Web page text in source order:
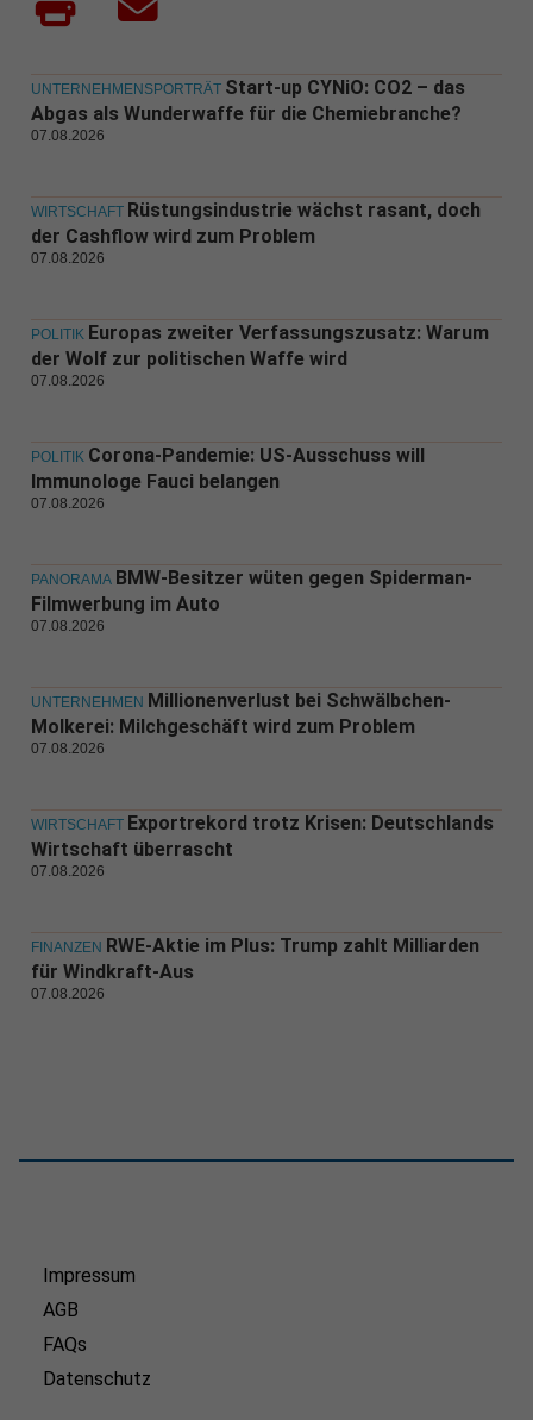
UNTERNEHMENSPORTRÄT Start-up CYNiO: CO2 – das
Abgas als Wunderwaffe für die Chemiebranche?
07.08.2026
WIRTSCHAFT Rüstungsindustrie wächst rasant, doch
der Cashflow wird zum Problem
07.08.2026
POLITIK Europas zweiter Verfassungszusatz: Warum
der Wolf zur politischen Waffe wird
07.08.2026
POLITIK Corona-Pandemie: US-Ausschuss will
Immunologe Fauci belangen
07.08.2026
PANORAMA BMW-Besitzer wüten gegen Spiderman-
Filmwerbung im Auto
07.08.2026
UNTERNEHMEN Millionenverlust bei Schwälbchen-
Molkerei: Milchgeschäft wird zum Problem
07.08.2026
WIRTSCHAFT Exportrekord trotz Krisen: Deutschlands
Wirtschaft überrascht
07.08.2026
FINANZEN RWE-Aktie im Plus: Trump zahlt Milliarden
für Windkraft-Aus
07.08.2026
Impressum
AGB
FAQs
Datenschutz